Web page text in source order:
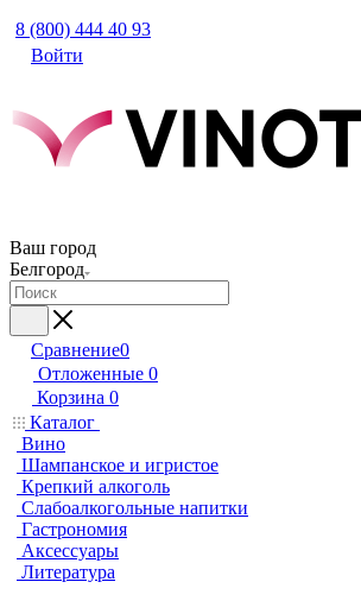
8 (800) 444 40 93
Войти
Ваш город
Белгород
Сравнение0
Отложенные 0
Корзина 0
Каталог
Вино
Шампанское и игристое
Крепкий алкоголь
Слабоалкогольные напитки
Гастрономия
Аксессуары
Литература